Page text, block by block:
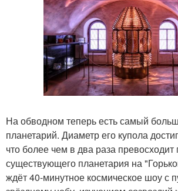
На обводном теперь есть самый
планетарий. Диаметр его купола
что более чем в два раза превосходит
существующего планетария на
ждёт 40-минутное космическое шоу с